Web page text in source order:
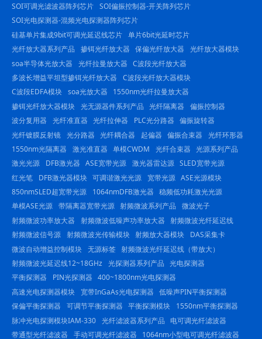
SOI可调光滤波器阵列芯片 SOI偏振控制器-开关阵列芯片
SOI光电探测器-混频光电探测器阵列芯片
硅基单片集成9bit可调光延迟线芯片 单片6bit光延时芯片
光纤放大器系列产品
掺铒光纤放大器 保偏光纤放大器
光纤放大器模块
soa半导体光放大器
光纤拉曼放大器 C波段光纤放大器
多波长增益平坦型掺铒光纤放大器
C波段光纤放大器模块
C波段EDFA模块 soa光放大器
1550nm光纤拉曼放大器
掺铒光纤放大器模块 光无源器件系列产品 光纤隔离器
偏振控制器
波分复用器
光纤准直器 光纤拉伸器 PLC光分路器
偏振旋转器
光纤镀膜反射镜 光分路器 光纤耦合器 起偏器 偏振合束器
光纤环形器
1550nm光隔离器
激光准直器 单模CWDM 光纤合束器
光源系列产品
激光光源
DFB激光器 ASE宽带光源 激光器雷达源 SLED宽带光源
红光笔
DFB激光器模块 可调谐激光光源 宽带光源 ASE光源模块
850nmSLED超宽带光源
1064nmDFB激光器 稳频低功耗激光光源
单模ASE光源 带隔离器宽带光源 射频微波系列产品
微波光子
射频微波功率放大器
射频微波低噪声功率放大器 射频微波光纤延迟线
射频微波信号源 射频微波光传输模块 射频放大器模块
DAS采集卡
微波自动增益控制模块 无源标签 射频微波光纤延迟线（带放大）
射频微波光延迟线12~18GHz 光探测器系列产品 光电探测器
平衡探测器
PIN光探测器 400~1800nm光电探测器
高速光电探测器模块
宽带InGaAs光电探测器 低噪声PIN平衡探测器
保偏平衡探测器
可调节平衡探测器 平衡探测模块
1550nm平衡探测器
脉冲光电探测模块IAM-330 光纤滤波器系列产品
电可调光纤滤波器
带通型光纤滤波器
手动可调光纤滤波器 1064nm小型电可调光纤滤波器